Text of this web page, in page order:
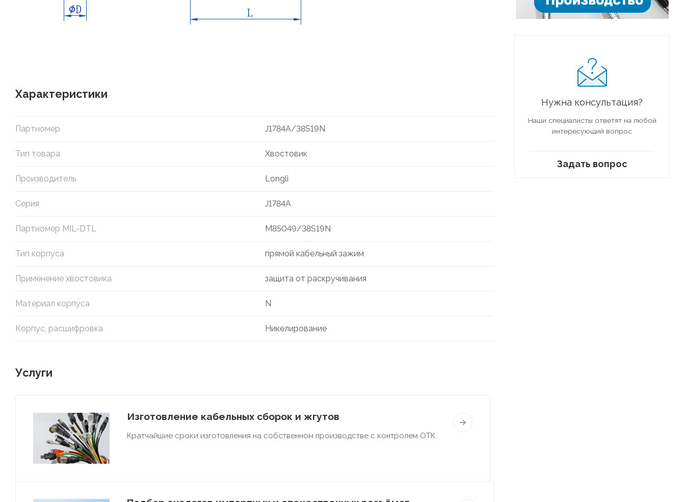
Характеристики
Партномер J1784A/38S19N
Тип товара Хвостовик
Производитель Longli
Серия J1784A
Партномер MIL-DTL M85049/38S19N
Тип корпуса прямой кабельный зажим
Применение хвостовика защита от раскручивания
Материал корпуса N
Корпус, расшифровка Никелирование
Услуги
Изготовление кабельных сборок и жгутов
Кратчайшие сроки изготовления на собственном производстве с контролем ОТК.
Нужна консультация?
Наши специалисты ответят на любой
интересующий вопрос
Задать вопрос